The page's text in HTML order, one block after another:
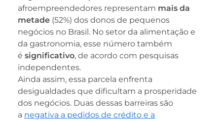
afroempreendedores representam mais da
metade (52%) dos donos de pequenos
negócios no Brasil. No setor da alimentação e
da gastronomia, esse número também
é significativo, de acordo com pesquisas
independentes.
Ainda assim, essa parcela enfrenta
desigualdades que dificultam a prosperidade
dos negócios. Duas dessas barreiras são
a negativa a pedidos de crédito e a